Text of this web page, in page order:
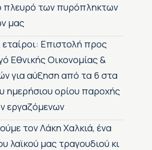
πλευρό των πυρόπληκτων
μας
εταίροι: Επιστολή προς
Εθνικής Οικονομίας &
για αύξηση από τα 6 στα
ημερήσιου ορίου παροχής
εργαζόμενων
τον Λάκη Χαλκιά, ένα
λαϊκού μας τραγουδιού κι